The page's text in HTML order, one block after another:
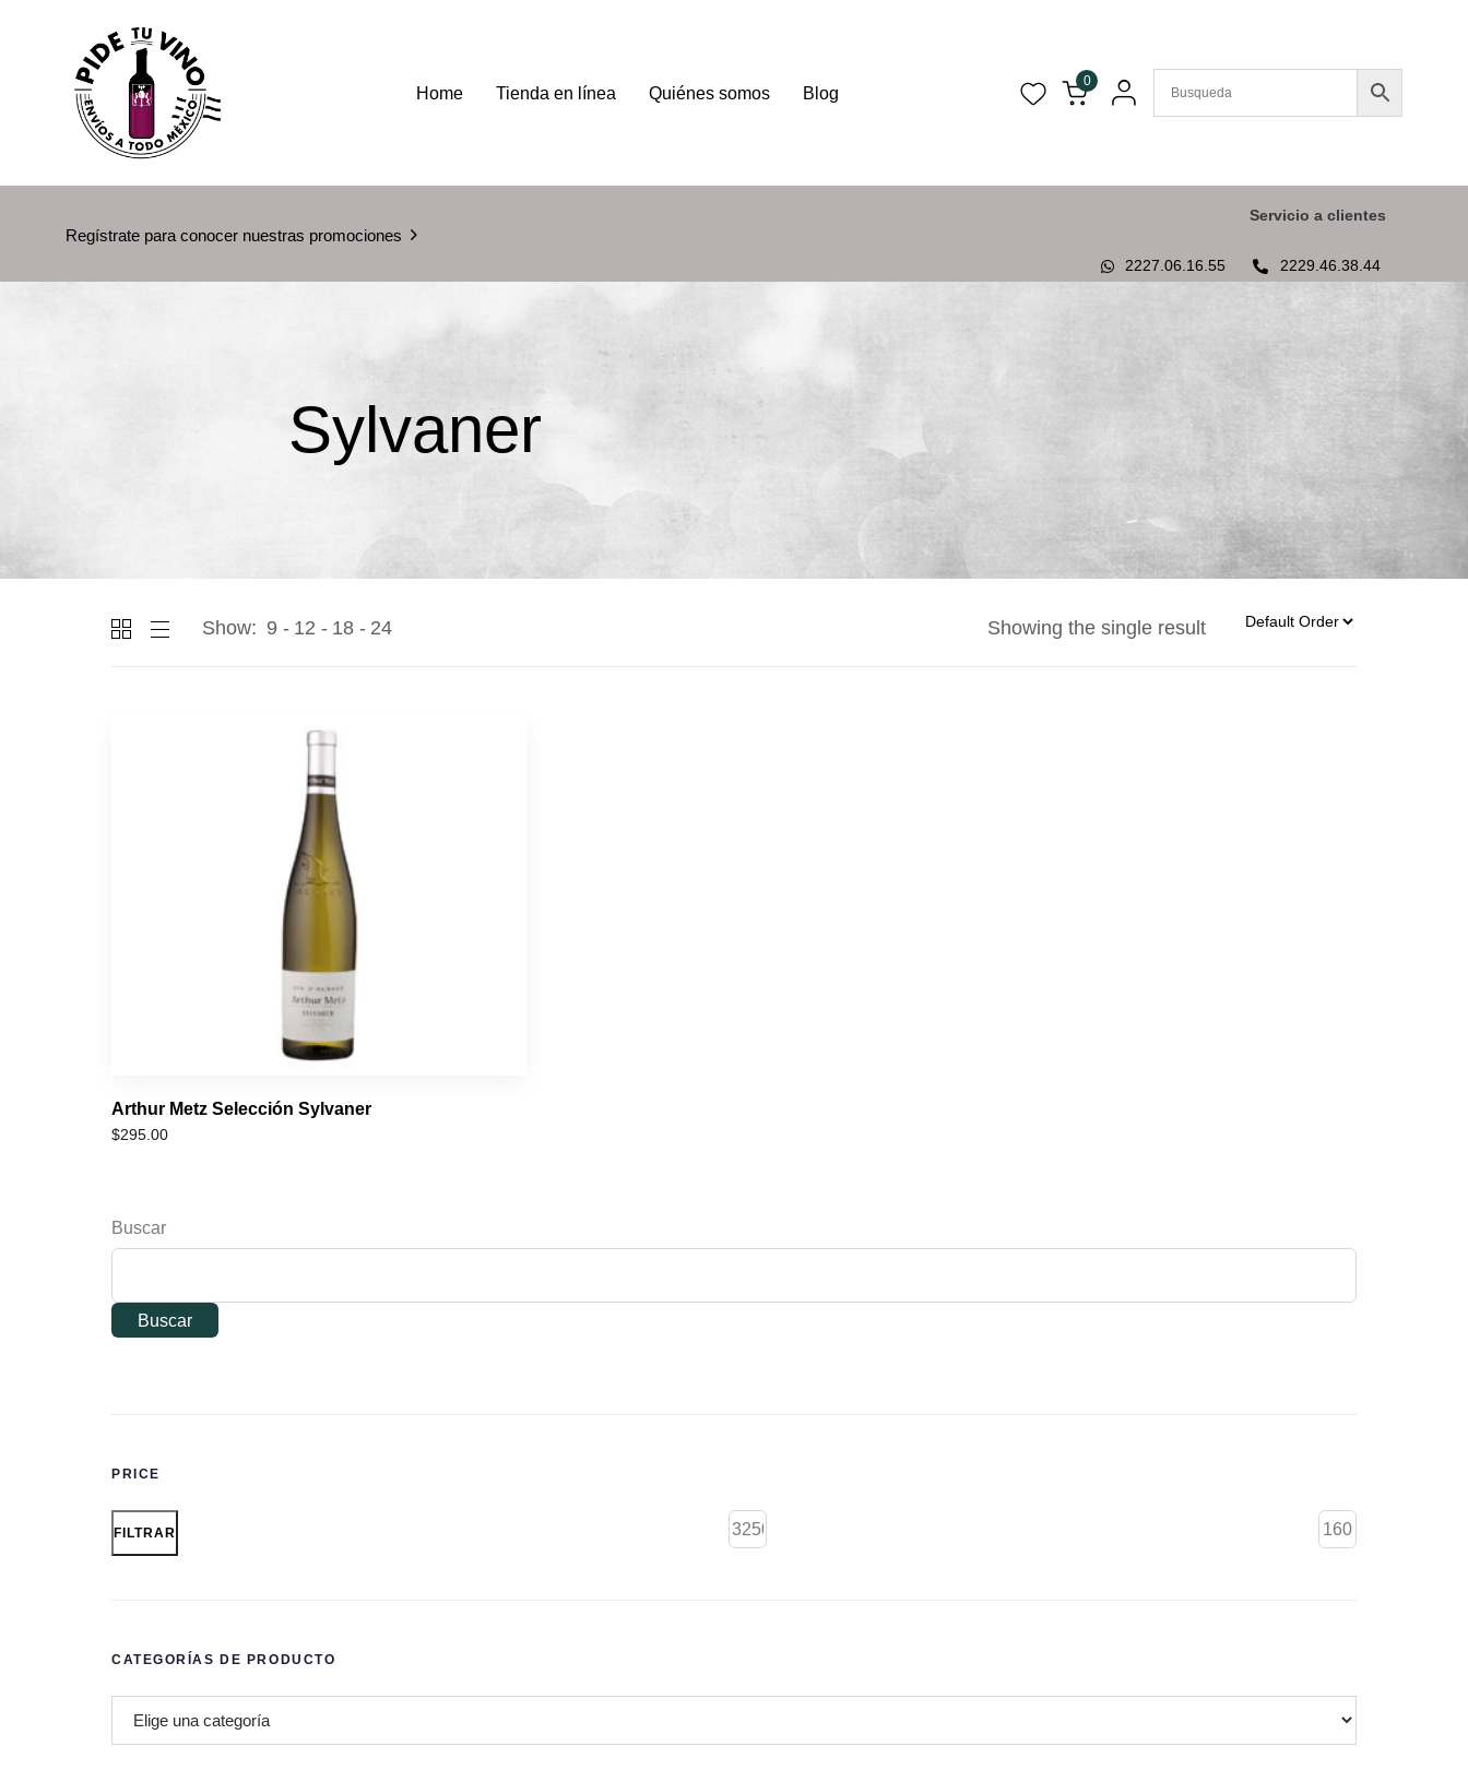
Home Tienda en línea Quiénes somos Blog
0
Regístrate para conocer nuestras promociones
Servicio a clientes
2227.06.16.55 2229.46.38.44
Sylvaner
Show: 9 12 18 24 Showing the single result
Arthur Metz Selección Sylvaner
$295.00
Buscar
Buscar
PRICE
FILTRAR
CATEGORÍAS DE PRODUCTO